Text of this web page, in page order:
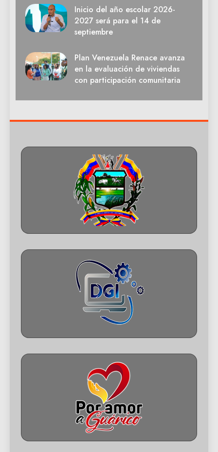
Inicio del año escolar 2026-
2027 será para el 14 de
septiembre
Plan Venezuela Renace avanza
en la evaluación de viviendas
con participación comunitaria